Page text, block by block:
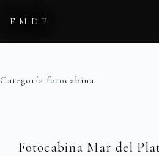
FMDP
Categoría fotocabina
Fotocabina Mar del